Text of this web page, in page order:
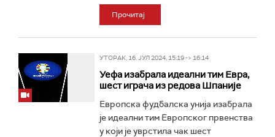
Прочитај
УТОРАК, 16. ЈУЛ 2024, 15:19 -> 16:14
Уефа изабрала идеални тим Евра,
шест играча из редова Шпаније
Европска фудбалска унија изабрала
је идеални тим Европског првенства
у који је уврстила чак шест